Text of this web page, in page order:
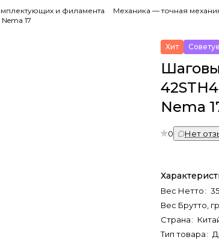
и филамента Механика — точная
17
Хит
Nema
0 Нет
Вес Нетто:
Вес Брутто,
Страна:
Тип товара: